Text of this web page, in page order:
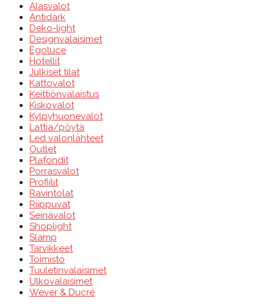
Alasvalot
Antidark
Deko-light
Designvalaisimet
Egoluce
Hotellit
Julkiset tilat
Kattovalot
Keittiönvalaistus
Kiskovalot
Kylpyhuonevalot
Lattia/pöytä
Led valonlähteet
Outlet
Plafondit
Porrasvalot
Profiilit
Ravintolat
Riippuvat
Seinävalot
Shoplight
Slamp
Tarvikkeet
Toimisto
Tuuletinvalaisimet
Ulkovalaisimet
Wever & Ducré